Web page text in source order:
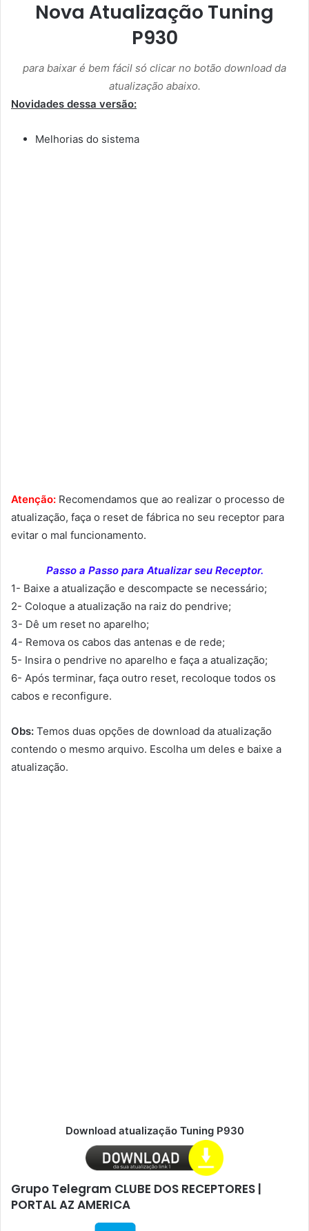
Nova Atualização Tuning
P930
para baixar é bem fácil só clicar no botão download da
atualização abaixo.
Novidades dessa versão:
Melhorias do sistema
Atenção: Recomendamos que ao realizar o processo de
atualização, faça o reset de fábrica no seu receptor para
evitar o mal funcionamento.
Passo a Passo para Atualizar seu Receptor.
1- Baixe a atualização e descompacte se necessário;
2- Coloque a atualização na raiz do pendrive;
3- Dê um reset no aparelho;
4- Remova os cabos das antenas e de rede;
5- Insira o pendrive no aparelho e faça a atualização;
6- Após terminar, faça outro reset, recoloque todos os
cabos e reconfigure.
Obs: Temos duas opções de download da atualização
contendo o mesmo arquivo. Escolha um deles e baixe a
atualização.
Download atualização Tuning P930
Grupo Telegram CLUBE DOS RECEPTORES |
PORTAL AZ AMERICA